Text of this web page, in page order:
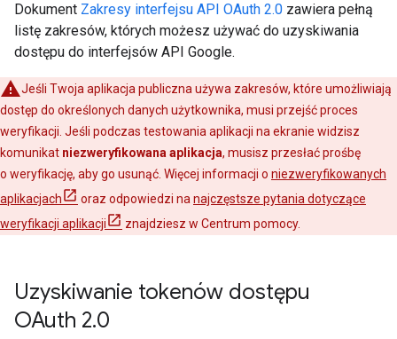
Dokument Zakresy interfejsu API OAuth 2.0 zawiera pełną
listę zakresów, których możesz używać do uzyskiwania
dostępu do interfejsów API Google.
Jeśli Twoja aplikacja publiczna używa zakresów, które umożliwiają
dostęp do określonych danych użytkownika, musi przejść proces
weryfikacji. Jeśli podczas testowania aplikacji na ekranie widzisz
komunikat niezweryfikowana aplikacja, musisz przesłać prośbę
o weryfikację, aby go usunąć. Więcej informacji o niezweryfikowanych
aplikacjach
oraz odpowiedzi na najczęstsze pytania dotyczące
weryfikacji aplikacji
znajdziesz w Centrum pomocy.
Uzyskiwanie tokenów dostępu
OAuth 2.0